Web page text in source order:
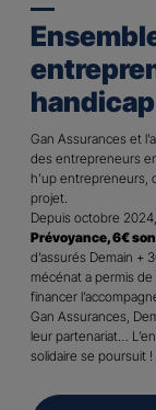
handicap
Gan Assurances et
des entrepreneurs
h’up entrepreneurs,
projet.
Depuis octobre 2024,
Prévoyance, 6€
d’assurés Demain +
mécénat a permis de
financer
Gan Assurances,
leur partenariat…
solidaire se poursuit !